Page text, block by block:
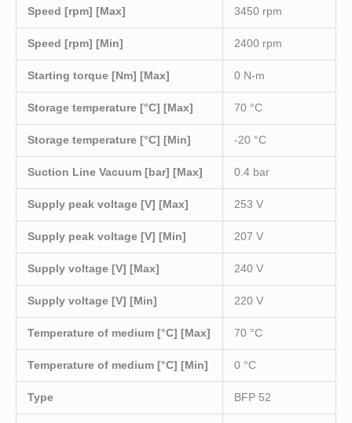
Speed [rpm] [Max] 3450 rpm
Speed [rpm] [Min] 2400 rpm
Starting torque [Nm] [Max] 0 N-m
Storage temperature [°C] [Max] 70 °C
Storage temperature [°C] [Min] -20 °C
Suction Line Vacuum [bar] [Max] 0.4 bar
Supply peak voltage [V] [Max] 253 V
Supply peak voltage [V] [Min] 207 V
Supply voltage [V] [Max] 240 V
Supply voltage [V] [Min] 220 V
Temperature of medium [°C] [Max] 70 °C
Temperature of medium [°C] [Min] 0 °C
Type BFP 52